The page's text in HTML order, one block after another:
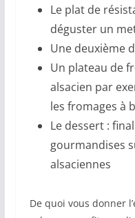
Le plat de
déguster un
Une deuxième
Un plateau de
alsacien par
les fromages à
Le dessert :
gourmandises
alsaciennes
De quoi vous donner